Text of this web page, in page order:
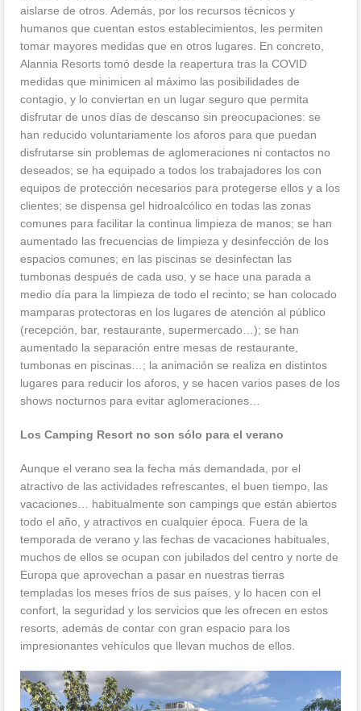
aislarse de otros. Además, por los recursos técnicos y
humanos que cuentan estos establecimientos, les permiten
tomar mayores medidas que en otros lugares. En concreto,
Alannia Resorts tomó desde la reapertura tras la COVID
medidas que minimicen al máximo las posibilidades de
contagio, y lo conviertan en un lugar seguro que permita
disfrutar de unos días de descanso sin preocupaciones: se
han reducido voluntariamente los aforos para que puedan
disfrutarse sin problemas de aglomeraciones ni contactos no
deseados; se ha equipado a todos los trabajadores los con
equipos de protección necesarios para protegerse ellos y a los
clientes; se dispensa gel hidroalcólico en todas las zonas
comunes para facilitar la continua limpieza de manos; se han
aumentado las frecuencias de limpieza y desinfección de los
espacios comunes; en las piscinas se desinfectan las
tumbonas después de cada uso, y se hace una parada a
medio día para la limpieza de todo el recinto; se han colocado
mamparas protectoras en los lugares de atención al público
(recepción, bar, restaurante, supermercado…); se han
aumentado la separación entre mesas de restaurante,
tumbonas en piscinas…; la animación se realiza en distintos
lugares para reducir los aforos, y se hacen varios pases de los
shows nocturnos para evitar aglomeraciones…
Los Camping Resort no son sólo para el verano
Aunque el verano sea la fecha más demandada, por el
atractivo de las actividades refrescantes, el buen tiempo, las
vacaciones… habitualmente son campings que están abiertos
todo el año, y atractivos en cualquier época. Fuera de la
temporada de verano y las fechas de vacaciones habituales,
muchos de ellos se ocupan con jubilados del centro y norte de
Europa que aprovechan a pasar en nuestras tierras
templadas los meses fríos de sus países, y lo hacen con el
confort, la seguridad y los servicios que les ofrecen en estos
resorts, además de contar con gran espacio para los
impresionantes vehículos que llevan muchos de ellos.